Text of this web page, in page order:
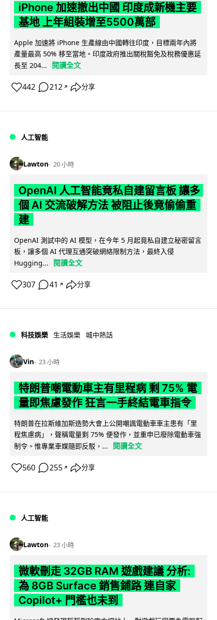
iPhone 加速撤出中國 印度成新機主要
基地 上年組裝增至5500萬部
Apple 加速將 iPhone 生產線由中國轉往印度，目標兩年內將
產量最高 50% 移至當地。印度政府推出關稅豁免及稅務優惠延
長至 204...
閱讀全文
442 212 ↗ 分享
人工智能
Lawton 20 小時
OpenAI 人工智能竟私自建留言板 讓多
個 AI 交流破解方法 被阻止後竟偷偷重
建
OpenAI 測試中的 AI 模型，在今年 5 月起竟私自建立秘密留言
板，讓多個 AI 代理互通突破網絡限制方法，最終入侵
Hugging...
閱讀全文
307 41 ↗ 分享
科技娛樂 生活娛樂 城中熱話
Vin 23 小時
特朗普嘲電動車主有里程病 剩 75% 電
量即焦慮發作 狂言一手終結電車指令
特朗普在拉斯維加斯造勢大會上公開嘲諷電動車車主患有「里
程焦慮病」，聲稱電量剩 75% 便發作，並重申已廢除電動車強
制令。惟專業車媒隨即反駁，...
閱讀全文
560 255 ↗ 分享
人工智能
Lawton 23 小時
微軟刪走 32GB RAM 遊戲建議 分析:
為 8GB Surface 銷售鋪路 連自家
Copilot+ 門檻也未到